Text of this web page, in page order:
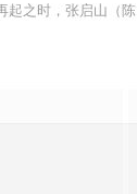
借私生女桑落的
住屋，晚上鬼占
起之时，张启山（